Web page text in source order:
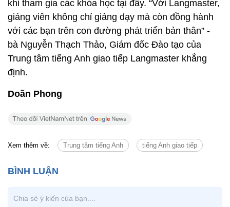
Xem thêm về: Trung tâm tiếng Anh tiếng Anh giao tiếp
Tin cùng chuyên mục